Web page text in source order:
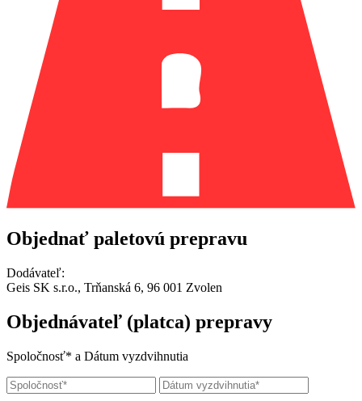
Objednať paletovú prepravu
Dodávateľ:
Geis SK s.r.o., Trňanská 6, 96 001 Zvolen
Objednávateľ (platca) prepravy
Spoločnosť* a Dátum vyzdvihnutia